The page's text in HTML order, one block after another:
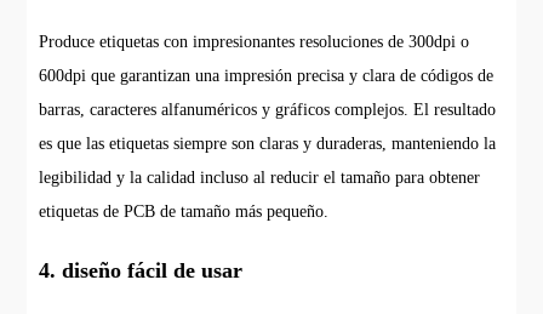
Produce etiquetas con impresionantes resoluciones de 300dpi o
600dpi que garantizan una impresión precisa y clara de códigos de
barras, caracteres alfanuméricos y gráficos complejos. El resultado
es que las etiquetas siempre son claras y duraderas, manteniendo la
legibilidad y la calidad incluso al reducir el tamaño para obtener
etiquetas de PCB de tamaño más pequeño.
4. diseño fácil de usar